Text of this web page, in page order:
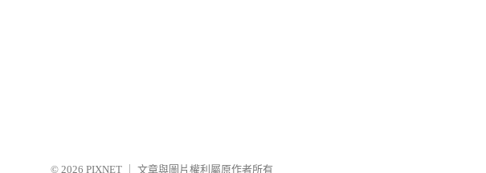
© 2026 PIXNET 文章與圖片權利屬原作者所有